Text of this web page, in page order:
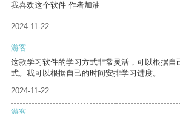
我喜欢这个软件 作者加油
2024-11-22
游客
这款学习软件的学习方式非常灵活，可以根据自
式。我可以根据自己的时间安排学习进度。
2024-11-22
游客